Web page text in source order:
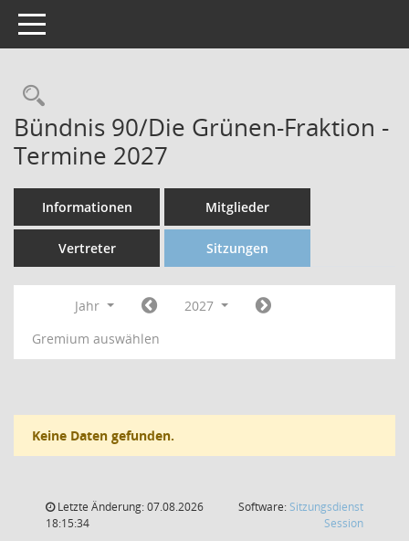
Toggle navigation
Bündnis 90/Die Grünen-Fraktion -
Termine 2027
Informationen Mitglieder
Vertreter Sitzungen
Jahr
2027
Gremium auswählen
Keine Daten gefunden.
Letzte Änderung: 07.08.2026
18:15:34
Software: Sitzungsdienst
Session(Wird in